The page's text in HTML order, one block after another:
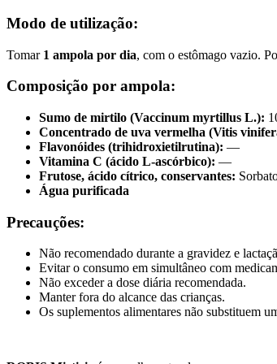
Modo de utilização:
Tomar 1 ampola por dia, com o estômago vazio.
Composição por ampola:
Sumo de mirtilo (Vaccinum myrtillus L.):
Concentrado de uva vermelha (Vitis
Flavonóides (trihidroxietilrutina): —
Vitamina C (ácido L-ascórbico): —
Frutose, ácido cítrico, conservantes:
Água purificada
Precauções:
Não recomendado durante a gravidez e
Evitar o consumo em simultâneo com
Não exceder a dose diária recomendada.
Manter fora do alcance das crianças.
Os suplementos alimentares não substituem